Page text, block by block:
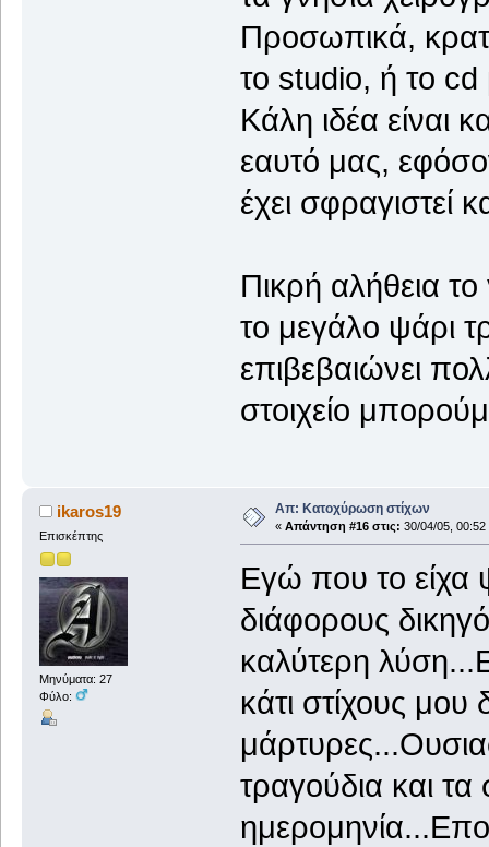
Προσωπικά,
το studio, ή το cd
Κάλη ιδέα είναι
εαυτό μας,
έχει σφραγιστεί
Πικρή αλήθεια το
το μεγάλο ψάρι
επιβεβαιώνει
στοιχείο
ikaros19
Επισκέπτης
Μηνύματα: 27
Φύλο:
Απ: Κατοχύρωση στίχων
« Απάντηση #16 στις: 30/04/05, 00:52
Εγώ που το είχα
διάφορους
καλύτερη
κάτι στίχους μου
τραγούδια και τα